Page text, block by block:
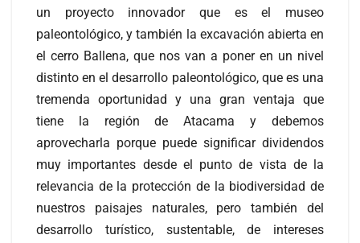
un proyecto innovador que es el museo
paleontológico, y también la excavación abierta en
el cerro Ballena, que nos van a poner en un nivel
distinto en el desarrollo paleontológico, que es una
tremenda oportunidad y una gran ventaja que
tiene la región de Atacama y debemos
aprovecharla porque puede significar dividendos
muy importantes desde el punto de vista de la
relevancia de la protección de la biodiversidad de
nuestros paisajes naturales, pero también del
desarrollo turístico, sustentable, de intereses